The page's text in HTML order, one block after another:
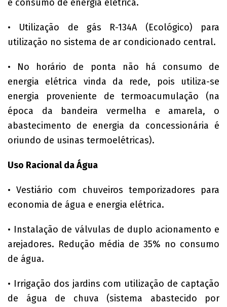
e consumo de energia elétrica.
• Utilização de gás R-134A (Ecológico) para
utilização no sistema de ar condicionado central.
• No horário de ponta não há consumo de
energia elétrica vinda da rede, pois utiliza-se
energia proveniente de termoacumulação (na
época da bandeira vermelha e amarela, o
abastecimento de energia da concessionária é
oriundo de usinas termoelétricas).
Uso Racional da Água
• Vestiário com chuveiros temporizadores para
economia de água e energia elétrica.
• Instalação de válvulas de duplo acionamento e
arejadores. Redução média de 35% no consumo
de água.
• Irrigação dos jardins com utilização de captação
de água de chuva (sistema abastecido por